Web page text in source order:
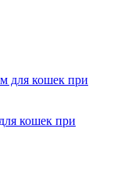
кошек при